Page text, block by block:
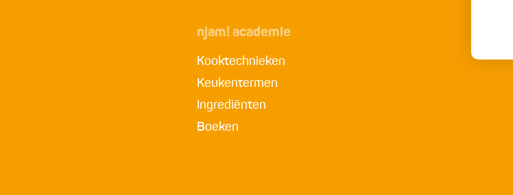
njam! academie
Kooktechnieken
Keukentermen
Ingrediënten
Boeken